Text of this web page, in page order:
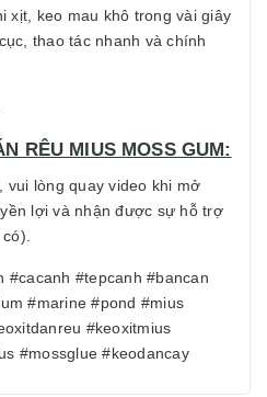
xịt, keo mau khô trong vài giây
thao tác nhanh và chính
RÊU MIUS MOSS GUM:
vui lòng quay video khi mở
lợi và nhận được sự hỗ trợ
#cacanh #tepcanh #bancan
#marine #pond #mius
#keoxitmius
#mossglue #keodancay